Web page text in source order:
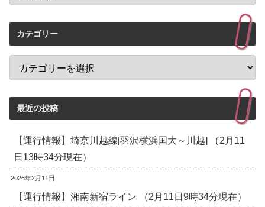
カテゴリー
最近の投稿
【運行情報】埼京川越線[羽沢横浜国大～川越] （2月11
日13時34分現在）
2026年2月11日
【運行情報】湘南新宿ライン （2月11日9時34分現在）